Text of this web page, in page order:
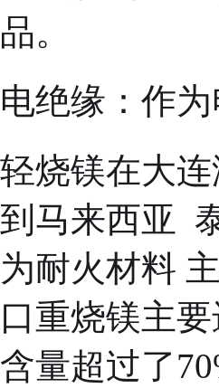
电绝缘：作
轻烧镁在大
到马来西亚
为耐火材料
口重烧镁主
含量超过了